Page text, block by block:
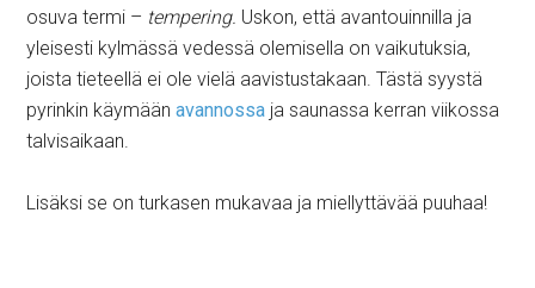
osuva termi – tempering. Uskon, että avantouinnilla ja
yleisesti kylmässä vedessä olemisella on vaikutuksia,
joista tieteellä ei ole vielä aavistustakaan. Tästä syystä
pyrinkin käymäänavannossa ja saunassa kerran viikossa
talvisaikaan.
Lisäksi se on turkasen mukavaa ja miellyttävää puuhaa!